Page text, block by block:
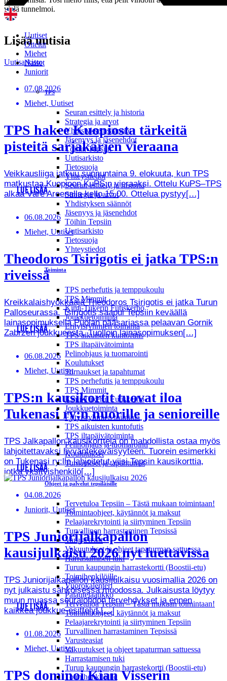
Uutiset
Ottelut
Miehet
Naiset
Juniorit
TPS
Seuran esittely ja historia
Strategia ja arvot
Yhdistyksen säännöt
Jäsenyys ja jäsenehdot
Töihin Tepsiin
Uutisarkisto
Tietosuoja
Yhteystiedot
Seuran esittely ja historia
Strategia ja arvot
Yhdistyksen säännöt
Jäsenyys ja jäsenehdot
Töihin Tepsiin
Uutisarkisto
Tietosuoja
Yhteystiedot
Toiminta
TPS perhefutis ja temppukoulu
TPS Mimmit
Kimi-Tiikerin Futiskerho
Joukkuetoiminta
Erityisryhmien toiminta
TPS aikuisten kuntofutis
TPS iltapäivätoiminta
Pelinohjaus ja tuomarointi
Koulutukset
Turnaukset ja tapahtumat
TPS perhefutis ja temppukoulu
TPS Mimmit
Kimi-Tiikerin Futiskerho
Joukkuetoiminta
Erityisryhmien toiminta
TPS aikuisten kuntofutis
TPS iltapäivätoiminta
Pelinohjaus ja tuomarointi
Koulutukset
Turnaukset ja tapahtumat
Ohjeet ja palvelut tepsiläisille
Tervetuloa Tepsiin – Tästä mukaan toimintaan!
Toimintaohjeet, käytännöt ja maksut
Pelaajarekrytointi ja siirtyminen Tepsiin
Turvallinen harrastaminen Tepsissä
Varusteasiat
Vakuutukset ja ohjeet tapaturman sattuessa
Harrastamisen tuki
Turun kaupungin harrastekortti (Boostii-etu)
Toimihenkilöille
Vuorokalenteri
Palautelaatikko
Tervetuloa Tepsiin – Tästä mukaan toimintaan!
Toimintaohjeet, käytännöt ja maksut
Pelaajarekrytointi ja siirtyminen Tepsiin
Turvallinen harrastaminen Tepsissä
Varusteasiat
Vakuutukset ja ohjeet tapaturman sattuessa
Harrastamisen tuki
Turun kaupungin harrastekortti (Boostii-etu)
Toimihenkilöille
vielä tunnelmoi.
Lisää uutisia
Uutisarkisto
07.08.2026
Miehet, Uutiset
TPS hakee Kuopiosta tärkeitä
pisteitä sarjakärjen vieraana
Veikkausliiga jatkuu sunnuntaina 9. elokuuta, kun TPS
matkustaa Kuopioon KuPS:n vieraaksi. Ottelu KuPS–TPS
alkaa Väre Areenalla kello 15.00. Ottelua pystyy[…]
LUE LISÄÄ
06.08.2026
Miehet, Uutiset
Theodoros Tsirigotis ei jatka TPS:n
riveissä
Kreikkalaishyökkääjä Theodoros Tsirigotis ei jatka Turun
Palloseurassa. Tsirigotis saapui Tepsiin keväällä
lainasopimuksella Puolan pääsarjassa pelaavan Gornik
Zabrzen joukkueesta. Tuolloin lainasopimuksen[…]
LUE LISÄÄ
06.08.2026
Miehet, Uutiset
TPS:n kausikortit tuovat iloa
Tukenasi ry:n nuorille ja senioreille
TPS Jalkapallon kausikortteja on mahdollista ostaa myös
lahjoitettavaksi hyväntekeväisyyteen. Tuorein esimerkki
on Tukenasi ry:lle lahjoitetut viisi Tepsin kausikorttia,
jotka yksityishenkilö[…]
LUE LISÄÄ
04.08.2026
Juniorit, Uutiset
TPS Juniorijalkapallon
kausijulkaisu 2026 nyt luettavissa
TPS Juniorijalkapallon kausijulkaisu vuosimallia 2026 on
nyt julkaistu sähköisessä muodossa. Julkaisusta löytyy
muun muassa seurajohdon tervehdykset ja ennen
kaikkea joukkue-esittelyt.[…]
LUE LISÄÄ
01.08.2026
Miehet, Uutiset
TPS dominoi Kian Visserin